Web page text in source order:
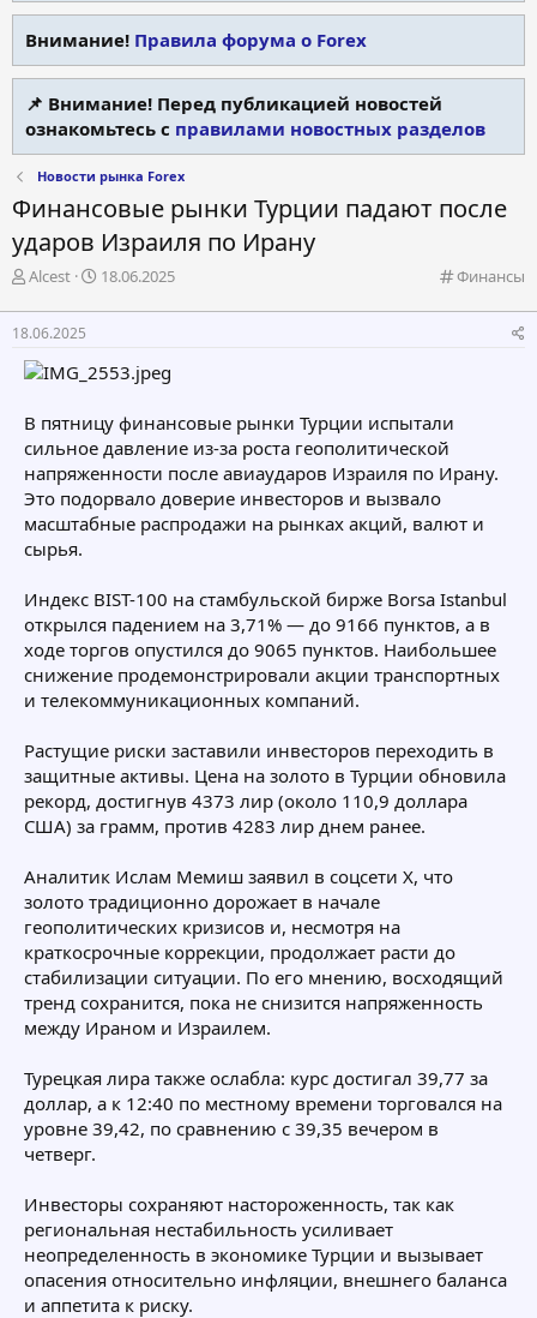
Внимание! Правила форума о Forex
📌 Внимание! Перед публикацией новостей
ознакомьтесь с правилами новостных разделов
Новости рынка Forex
Финансовые рынки Турции падают после
ударов Израиля по Ирану
К
т
Финансы
А
т
о
р
т
м
ы
Alcest
Д
т
а
а
л
а
18.06.2025
18.06.2025
В пятницу финансовые рынки Турции испытали
сильное давление из-за роста геополитической
напряженности после авиаударов Израиля по Ирану.
Это подорвало доверие инвесторов и вызвало
масштабные распродажи на рынках акций, валют и
сырья.
Индекс BIST-100 на стамбульской бирже Borsa Istanbul
открылся падением на 3,71% — до 9166 пунктов, а в
ходе торгов опустился до 9065 пунктов. Наибольшее
снижение продемонстрировали акции транспортных
и телекоммуникационных компаний.
Растущие риски заставили инвесторов переходить в
защитные активы. Цена на золото в Турции обновила
рекорд, достигнув 4373 лир (около 110,9 доллара
США) за грамм, против 4283 лир днем ранее.
Аналитик Ислам Мемиш заявил в соцсети X, что
золото традиционно дорожает в начале
геополитических кризисов и, несмотря на
краткосрочные коррекции, продолжает расти до
стабилизации ситуации. По его мнению, восходящий
тренд сохранится, пока не снизится напряженность
между Ираном и Израилем.
Турецкая лира также ослабла: курс достигал 39,77 за
доллар, а к 12:40 по местному времени торговался на
уровне 39,42, по сравнению с 39,35 вечером в
четверг.
Инвесторы сохраняют настороженность, так как
региональная нестабильность усиливает
неопределенность в экономике Турции и вызывает
опасения относительно инфляции, внешнего баланса
и аппетита к риску.